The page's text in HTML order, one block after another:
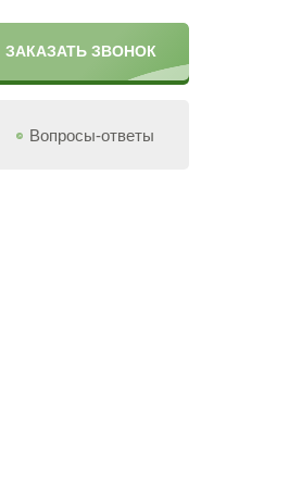
Вопросы-ответы
ЗАКАЗАТЬ ЗВОНОК